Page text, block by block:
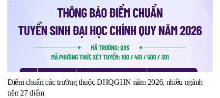
Điểm chuẩn các trường thuộc ĐHQGHN năm 2026, nhiều ngành
trên 27 điểm